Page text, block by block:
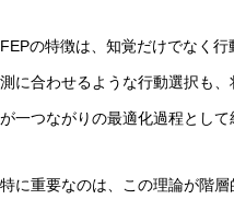
FEPの特徴は、知覚だけでなく
測に合わせるような行動選択も
が一つながりの最適化過程として
特に重要なのは、この理論が階